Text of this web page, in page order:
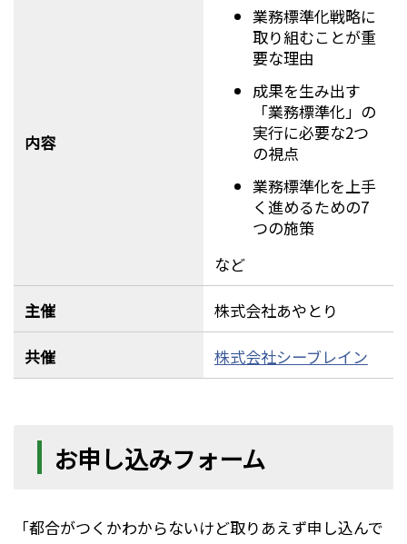
内容
業務標準化戦略に
取り組むことが重
要な理由
成果を生み出す
「業務標準化」の
実行に必要な2つ
の視点
業務標準化を上手
く進めるための7
つの施策
など
主催 株式会社あやとり
共催 株式会社シーブレイン
お申し込みフォーム
「都合がつくかわからないけど取りあえず申し込んで